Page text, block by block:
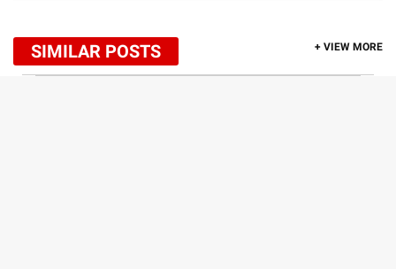
SIMILAR POSTS + VIEW MORE